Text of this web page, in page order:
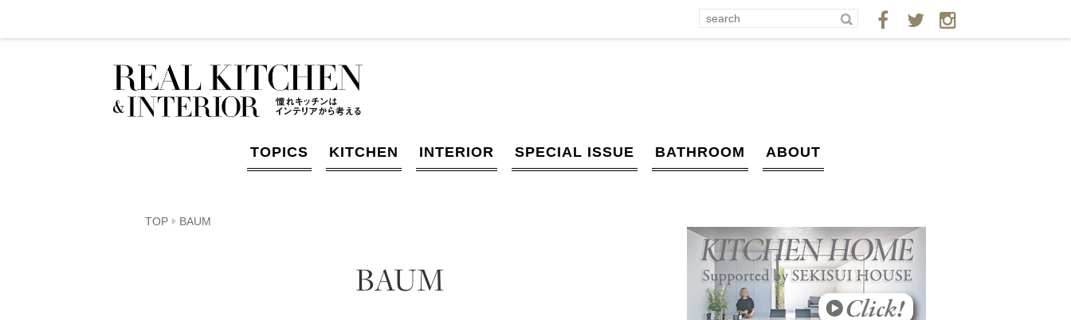
TOPICS KITCHEN INTERIOR SPECIAL ISSUE BATHROOM ABOUT
TOP BAUM
BAUM